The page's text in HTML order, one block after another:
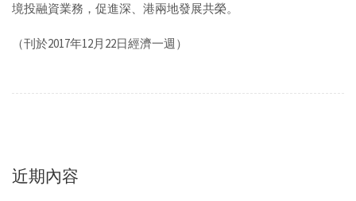
境投融資業務，促進深、港兩地發展共榮。
（刊於2017年12月22日經濟一週）
近期內容